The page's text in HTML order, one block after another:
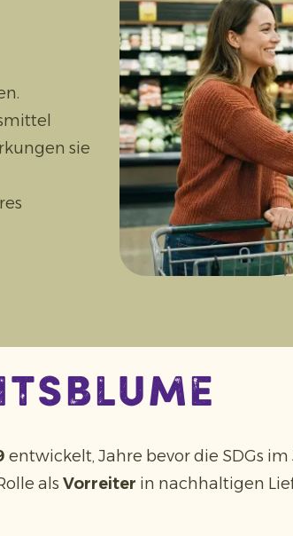
sie
entwickelt, Jahre bevor die SDGs
als Vorreiter in nachhaltigen